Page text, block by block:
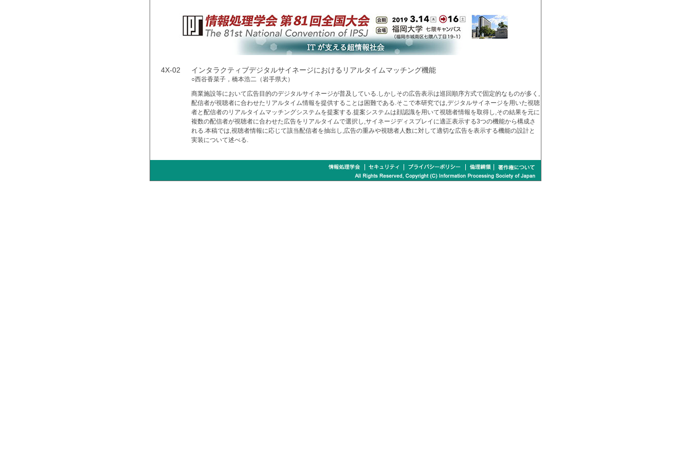
4X-02 インタラクティブデジタルサイネージにおけるリアルタイムマッチング機能
○西谷香菜子，橋本浩二（岩手県大）
商業施設等において広告目的のデジタルサイネージが普及している.しかしその広告表示は巡回順序方式で固定的なものが多く,
配信者が視聴者に合わせたリアルタイム情報を提供することは困難である.そこで本研究では,デジタルサイネージを用いた視聴
者と配信者のリアルタイムマッチングシステムを提案する.提案システムは顔認識を用いて視聴者情報を取得し,その結果を元に
複数の配信者が視聴者に合わせた広告をリアルタイムで選択し,サイネージディスプレイに適正表示する3つの機能から構成さ
れる.本稿では,視聴者情報に応じて該当配信者を抽出し,広告の重みや視聴者人数に対して適切な広告を表示する機能の設計と
実装について述べる.